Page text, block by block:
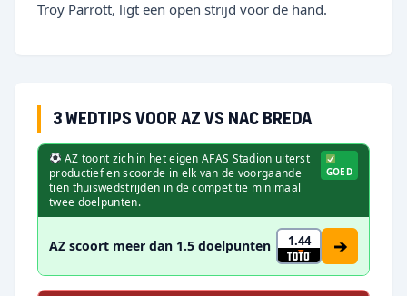
Troy Parrott, ligt een open strijd voor de hand.
3 wedtips voor AZ vs NAC Breda
AZ toont zich in het eigen AFAS Stadion uiterst
productief en scoorde in elk van de voorgaande
tien thuiswedstrijden in de competitie minimaal
twee doelpunten.
GOED
AZ scoort meer dan 1.5 doelpunten 1.44 ➔